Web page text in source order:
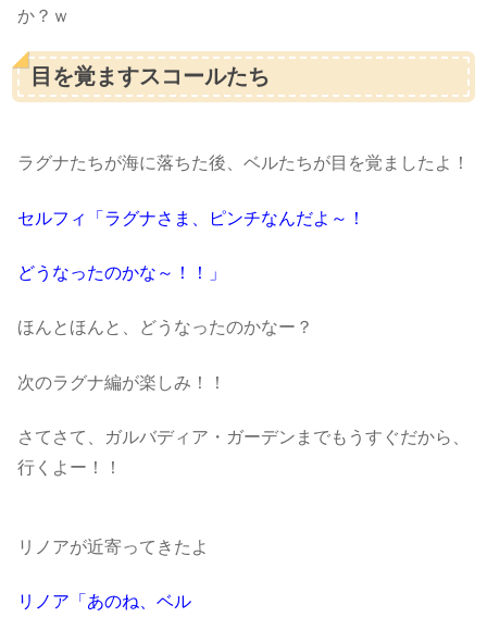
か？ｗ
目を覚ますスコールたち
ラグナたちが海に落ちた後、ベルたちが目を覚ましたよ！
セルフィ「ラグナさま、ピンチなんだよ～！
どうなったのかな～！！」
ほんとほんと、どうなったのかなー？
次のラグナ編が楽しみ！！
さてさて、ガルバディア・ガーデンまでもうすぐだから、
行くよー！！
リノアが近寄ってきたよ
リノア「あのね、ベル